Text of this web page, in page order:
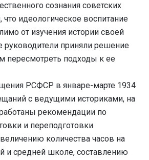
сознания советских
идеологическое воспитание
от изучения истории своей
руководители приняли решение
пересмотреть подходы к ее
РСФСР в январе-марте 1934
с ведущими историками, на
рекомендации по
и переподготовки
количества часов на
и средней школе, составлению